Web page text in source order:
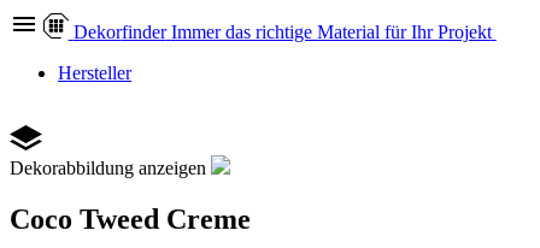
Dekorfinder Immer das richtige Material für Ihr Projekt
Hersteller
Dekorabbildung anzeigen
Coco Tweed Creme